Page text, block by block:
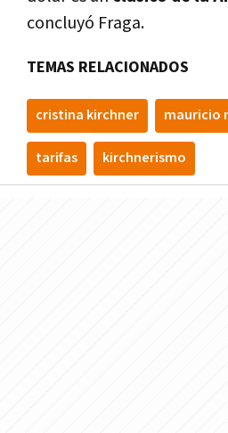
concluyó Fraga.
TEMAS RELACIONADOS
cristina kirchner mauricio
tarifas kirchnerismo